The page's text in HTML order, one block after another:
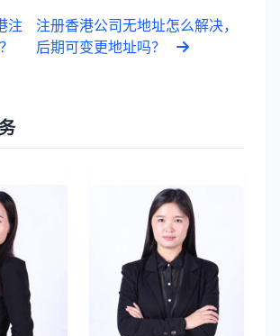
注
注册香港公司无地址怎么解决，
后期可变更地址吗？